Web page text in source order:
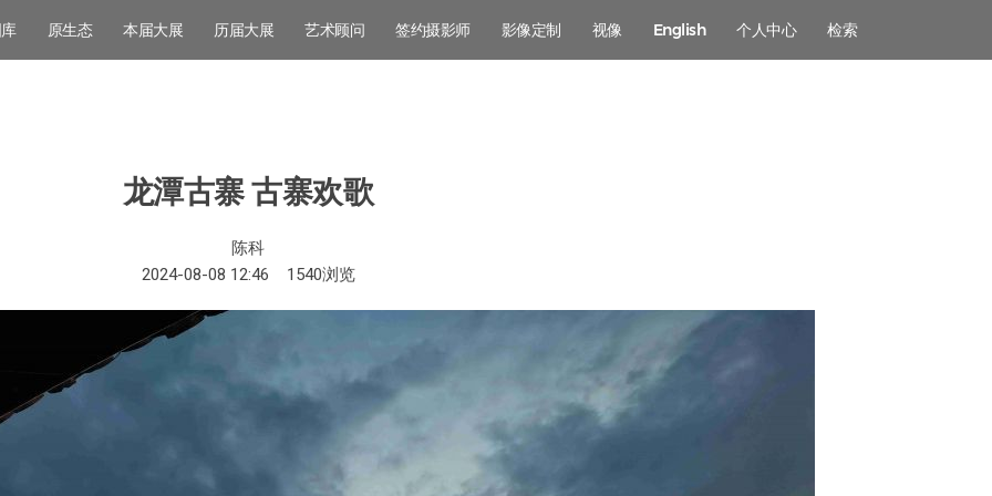
原生态 本届大展 历届大展 艺术顾问 签约摄影师 影像定制 视像 English 个人中心 检索
龙潭古寨 古寨欢歌
陈科
2024-08-08 12:46
1540浏览